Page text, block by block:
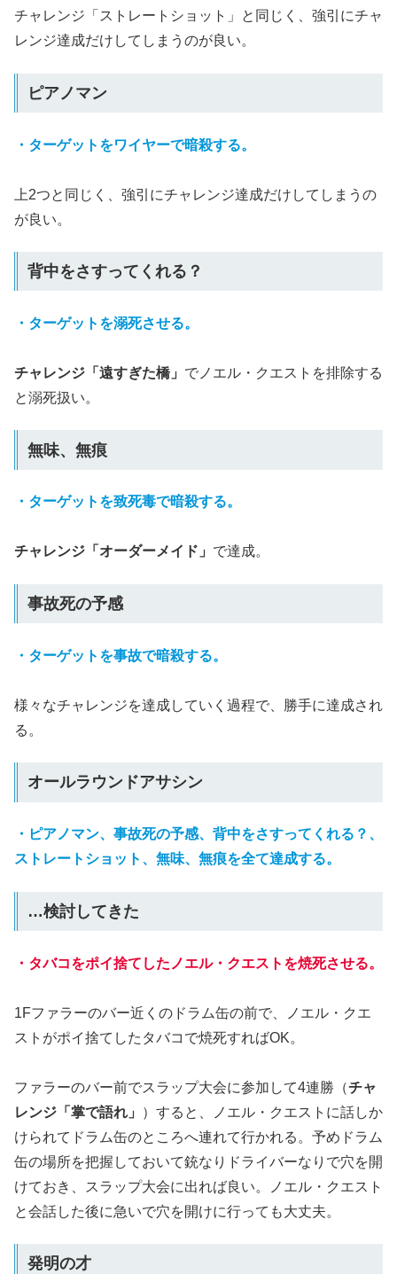
チャレンジ「ストレートショット」と同じく、強引にチャ
レンジ達成だけしてしまうのが良い。
ピアノマン
・ターゲットをワイヤーで暗殺する。
上2つと同じく、強引にチャレンジ達成だけしてしまうの
が良い。
背中をさすってくれる？
・ターゲットを溺死させる。
チャレンジ「遠すぎた橋」 でノエル・クエストを排除する
と溺死扱い。
無味、無痕
・ターゲットを致死毒で暗殺する。
チャレンジ「オーダーメイド」 で達成。
事故死の予感
・ターゲットを事故で暗殺する。
様々なチャレンジを達成していく過程で、勝手に達成され
る。
オールラウンドアサシン
・ピアノマン、事故死の予感、背中をさすってくれる？、
ストレートショット、無味、無痕を全て達成する。
…検討してきた
・タバコをポイ捨てしたノエル・クエストを焼死させる。
1Fファラーのバー近くのドラム缶の前で、ノエル・クエ
ストがポイ捨てしたタバコで焼死すればOK。
ファラーのバー前でスラップ大会に参加して4連勝（チャ
レンジ「掌で語れ」
）すると、ノエル・クエストに話しか
けられてドラム缶のところへ連れて行かれる。予めドラム
缶の場所を把握しておいて銃なりドライバーなりで穴を開
けておき、スラップ大会に出れば良い。ノエル・クエスト
と会話した後に急いで穴を開けに行っても大丈夫。
発明の才